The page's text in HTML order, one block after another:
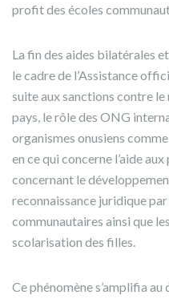
profit des écoles
La fin des aides bilatérales
le cadre de l’Assistance
suite aux sanctions contre
pays, le rôle des ONG
organismes onusiens
en ce qui concerne l’aide
concernant le
reconnaissance juridique par
communautaires ainsi que
scolarisation des filles.
Ce phénomène s’amplifia